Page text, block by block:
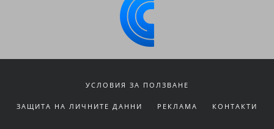
УСЛОВИЯ ЗА ПОЛЗВАНЕ
ЗАЩИТА НА ЛИЧНИТЕ ДАННИ РЕКЛАМА КОНТАКТИ